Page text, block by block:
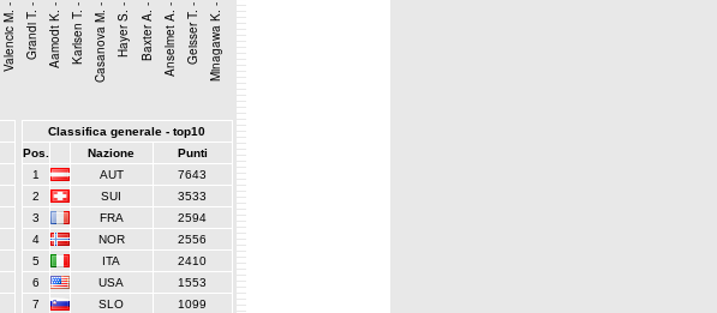
Classifica generale - top10
Pos.
Nazione
Punti
1
AUT
7643
2
SUI
3533
3
FRA
2594
4
NOR
2556
5
ITA
2410
6
USA
1553
7
SLO 1099